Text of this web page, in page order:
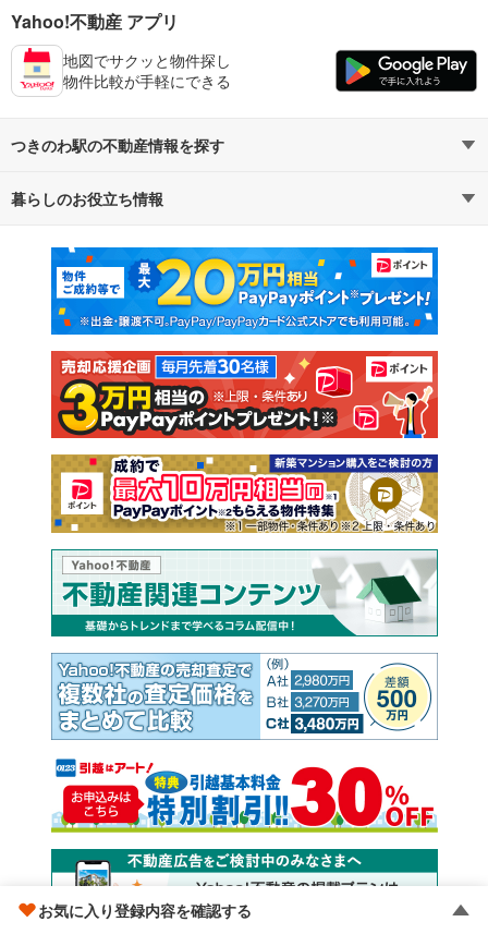
お気に入り登録内容を確認する
Yahoo!不動産 アプリ
地図でサクッと物件探し
物件比較が手軽にできる
つきのわ駅の不動産情報を探す
不動産・住宅
新築マンション 中古マンション
新築一戸建て 中古一戸建て
注文住宅 土地
売却査定
暮らしのお役立ち情報
マンションカタログ 教えて！住まいの先生